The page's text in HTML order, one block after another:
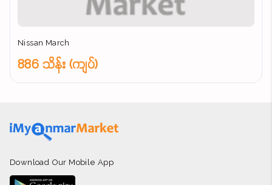
Nissan March
886 သိန်း (ကျပ်)
Download Our Mobile App